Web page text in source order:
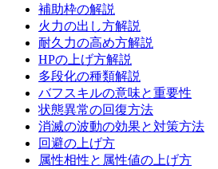
補助枠の解説
火力の出し方解説
耐久力の高め方解説
HPの上げ方解説
多段化の種類解説
バフスキルの意味と重要性
状態異常の回復方法
消滅の波動の効果と対策方法
回避の上げ方
属性相性と属性値の上げ方